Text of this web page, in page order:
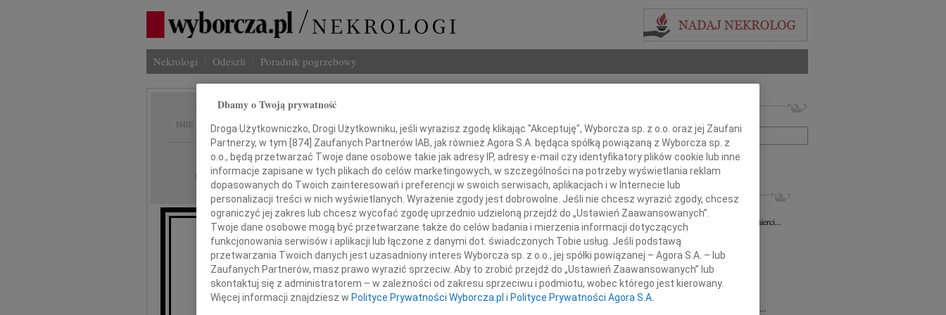
Nekrologi Odeszli Poradnik pogrzebowy
IMIĘ I NAZWISKO: Janusz Palma
REGION: Łódź
DATA EMISJI: 10.03.2025
Z wielkim smutkiem i poczuciem straty żegnamy
+ szukanie zaawansowane
INNE NEKROLOGI
Tadeusz Gapiński 03.08.2026
Z dużym żalem przyjęliśmy wiadomość o śmierci...
31.07.2026Łódź
Wyrazy głębokiego współczucia dla...
29.07.2026Łódź
Wyrazy współczucia Pani Janinie...
27.07.2026
Pani Joannie Nowińskiej wyrazy głębokiego...
Dbamy o Twoją prywatność
Droga Użytkowniczko, Drogi Użytkowniku, jeśli wyrazisz zgodę klikając "Akceptuję", Wyborcza sp. z o.o. oraz jej Zaufani
Partnerzy, w tym [ 874 ] Zaufanych Partnerów IAB, jak również Agora S.A. będąca spółką powiązaną z Wyborcza sp. z
o.o., będą przetwarzać Twoje dane osobowe takie jak adresy IP, adresy e-mail czy identyfikatory plików cookie lub inne
informacje zapisane w tych plikach do celów marketingowych, w szczególności na potrzeby wyświetlania reklam
dopasowanych do Twoich zainteresowań i preferencji w swoich serwisach, aplikacjach i w Internecie lub
personalizacji treści w nich wyświetlanych. Wyrażenie zgody jest dobrowolne. Jeśli nie chcesz wyrazić zgody, chcesz
ograniczyć jej zakres lub chcesz wycofać zgodę uprzednio udzieloną przejdź do „Ustawień Zaawansowanych”.
Twoje dane osobowe mogą być przetwarzane także do celów badania i mierzenia informacji dotyczących
funkcjonowania serwisów i aplikacji lub łączone z danymi dot. świadczonych Tobie usług. Jeśli podstawą
przetwarzania Twoich danych jest uzasadniony interes Wyborcza sp. z o.o., jej spółki powiązanej – Agora S.A. – lub
Zaufanych Partnerów, masz prawo wyrazić sprzeciw. Aby to zrobić przejdź do „Ustawień Zaawansowanych” lub
skontaktuj się z administratorem – w zależności od zakresu sprzeciwu i podmiotu, wobec którego jest kierowany.
Więcej informacji znajdziesz w Polityce Prywatności Wyborcza.pl i Polityce Prywatności Agora S.A.